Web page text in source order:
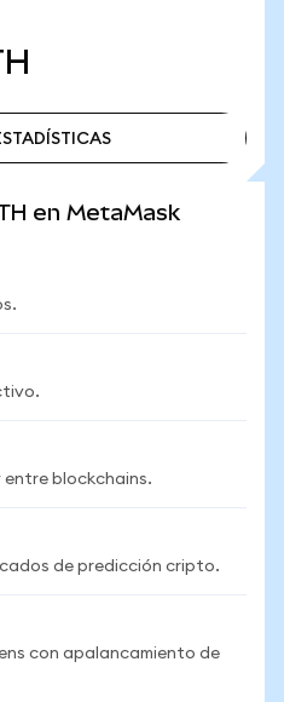
en MetaMask
entre blockchains.
de predicción cripto.
con apalancamiento de